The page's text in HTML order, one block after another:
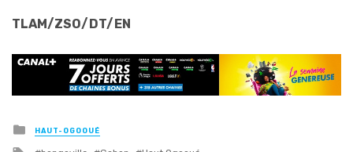
TLAM/ZSO/DT/EN
Posted
in
HAUT-OGOOUÉ